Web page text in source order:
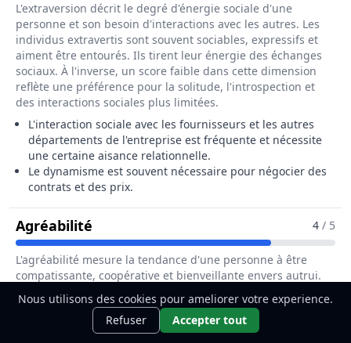
L'extraversion décrit le degré d'énergie sociale d'une
personne et son besoin d'interactions avec les autres. Les
individus extravertis sont souvent sociables, expressifs et
aiment être entourés. Ils tirent leur énergie des échanges
sociaux. À l'inverse, un score faible dans cette dimension
reflète une préférence pour la solitude, l'introspection et
des interactions sociales plus limitées.
L'interaction sociale avec les fournisseurs et les autres
départements de l'entreprise est fréquente et nécessite
une certaine aisance relationnelle.
Le dynamisme est souvent nécessaire pour négocier des
contrats et des prix.
Agréabilité Pour Le Métier De Responsable Des
4 / 5
L'agréabilité mesure la tendance d'une personne à être
compatissante, coopérative et bienveillante envers autrui.
Les personnes agréables sont souvent empathiques, prêtes
à aider et cherchent à éviter les conflits. À l'inverse, un score
faible peut indiquer une personnalité plus franche, directe
et parfois compétitive, accordant plus d'importance à leurs
Ce métier t'intéresse ?Découvre
comment le devenir.
Nous utilisons des cookies pour ameliorer votre experience.
Refuser
Accepter tout